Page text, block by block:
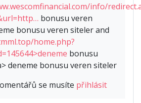
info/
bonusu veren
bonusu veren siteler and
home.php?
bonusu
deneme bonusu veren siteler
se musíte přihlásit